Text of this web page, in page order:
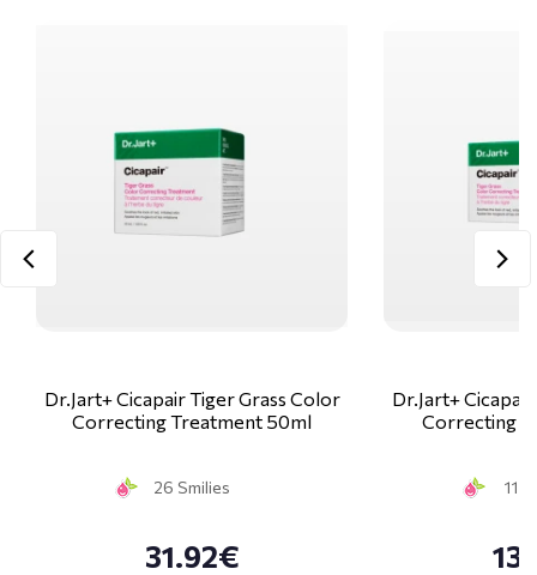
Dr.Jart+ Cicapair Tiger Grass Color
Correcting Treatment 50ml
26 Smilies
31.92€
Dr.Jart+
Correcting
11